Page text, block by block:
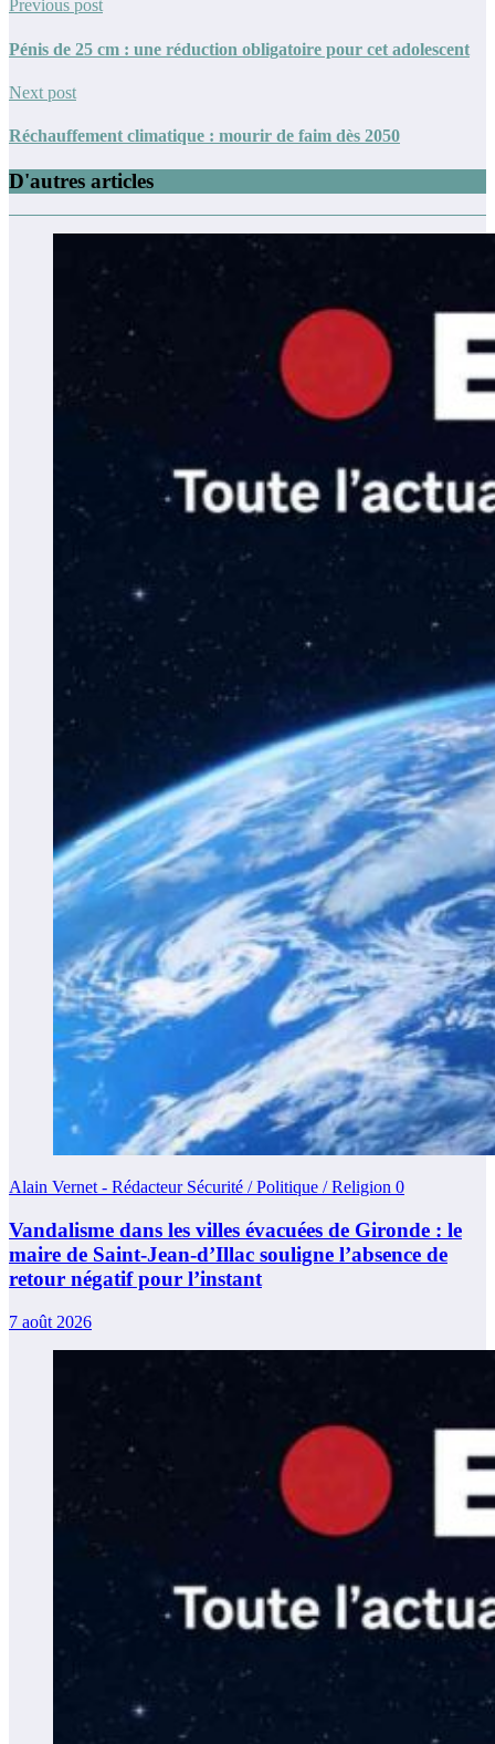
Previous post
Pénis de 25 cm : une réduction obligatoire pour cet adolescent
Next post
Réchauffement climatique : mourir de faim dès 2050
D'autres articles
Alain Vernet - Rédacteur Sécurité / Politique / Religion 0
Vandalisme dans les villes évacuées de Gironde : le
maire de Saint-Jean-d’Illac souligne l’absence de
retour négatif pour l’instant
7 août 2026